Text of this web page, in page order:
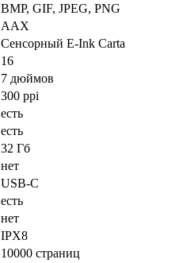
BMP, GIF, JPEG, PNG
AAX
Сенсорный E-Ink Carta
16
7 дюймов
300 ppi
есть
есть
32 Гб
нет
USB-C
есть
нет
IPX8
10000 страниц